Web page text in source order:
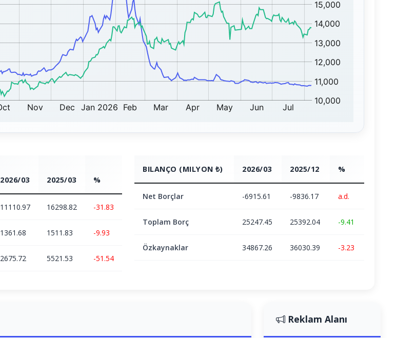
2026/03 2025/03 %
11110.97 16298.82 -31.83
1361.68 1511.83 -9.93
2675.72 5521.53 -51.54
BILANÇO (MILYON ₺) 2026/03 2025/12 %
Net Borçlar -6915.61 -9836.17 a.d.
Toplam Borç 25247.45 25392.04 -9.41
Özkaynaklar 34867.26 36030.39 -3.23
Reklam Alanı